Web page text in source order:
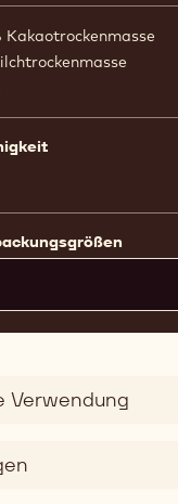
window)
Kakaotrockenmasse
Verwendung